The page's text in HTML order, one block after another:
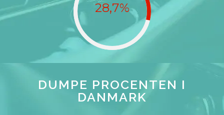
28,7%
DUMPE PROCENTEN I
DANMARK